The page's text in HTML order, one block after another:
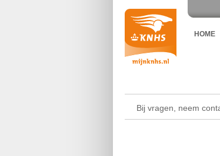
HOME
Bij vragen, neem